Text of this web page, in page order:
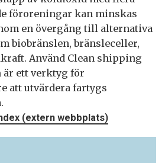
föroreningar kan minskas
en övergång till alternativa
biobränslen, bränsleceller,
Använd Clean shipping
är ett verktyg för
att utvärdera fartygs
(extern webbplats)